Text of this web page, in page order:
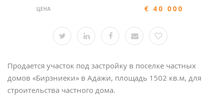
ЦЕНА
€ 40 000
Продается участок под застройку в поселке частных
домов «Бирзниеки» в Адажи, площадь 1502 кв.м, для
строительства частного дома.